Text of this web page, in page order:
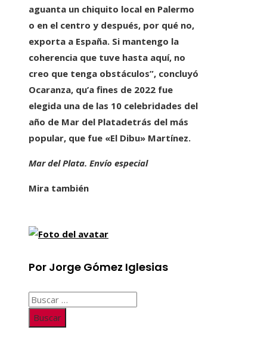
aguanta un chiquito local en Palermo
o en el centro y después, por qué no,
exporta a España. Si mantengo la
coherencia que tuve hasta aquí, no
creo que tenga obstáculos”, concluyó
Ocaranza, qu’a fines de 2022 fue
elegida una de las 10 celebridades del
año de Mar del Platadetrás del más
popular, que fue «El Dibu» Martínez.
Mar del Plata. Envío especial
Mira también
Por Jorge Gómez Iglesias
Buscar: